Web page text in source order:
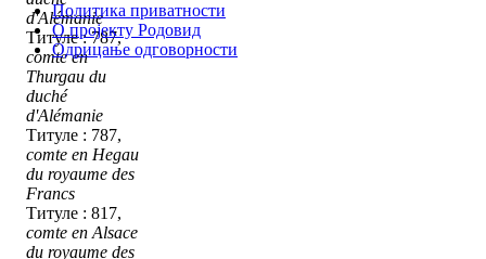
d'Alémanie
Титуле : 787,
comte en
Thurgau du
duché
d'Alémanie
Титуле : 787,
comte en Hegau
du royaume des
Francs
Титуле : 817,
comte en Alsace
du royaume des
Политика приватности
О пројекту Родовид
Одрицање одговорности